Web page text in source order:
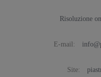
Risoluzione
E-mail:
Site: